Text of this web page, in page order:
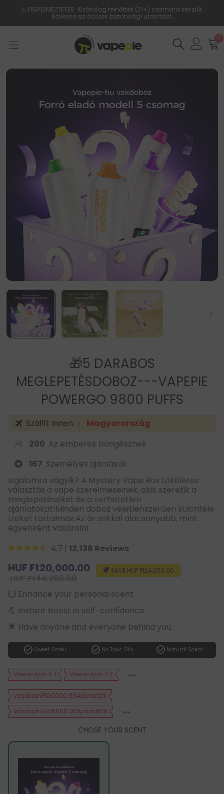
⚠️ FIGYELMEZTETÉS: Kizárólag felnőttek (21+) számára készült.
Kövesse az összes biztonsági utasítást.
0
🎁5 DARABOS
MEGLEPETÉSDOBOZ---VAPEPIE
POWERGO 9800 PUFFS
Szállít innen ：
Magyarország
200 Az emberek böngésznek
167 Személyes ajánlások
Izgalomra vágyik? A Mystery Vape Box tökéletes
választás a vape szerelmeseinek, akik szeretik a
meglepetéseket és a verhetetlen
ajánlatokat!Minden doboz véletlenszerűen különféle
ízeket tartalmaz.Az ár sokkal alacsonyabb, mint
egyenként vásárolni.
4.7 | 12,136 Reviews
Sale
price
HUF Ft20,000.00 SAVE HUF Ft24,250.00
🙌 Enhance your personal scent
💪 Instant boost in self-confidence
🌟 Have anyone and everyone behind you
check_circle Sweet Smell check_circle No Toxic Oils check_circle Natural Scent
Vásároljon 5 1 Vásároljon 7 2
vásárolniFt30000.00Ajánlat2%
vásárolniFt45000.00Ajánlat5%
CHOSE YOUR SCENT